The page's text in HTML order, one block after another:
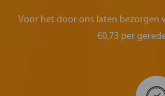
Voor het door ons laten bezorgen
€0,73 per